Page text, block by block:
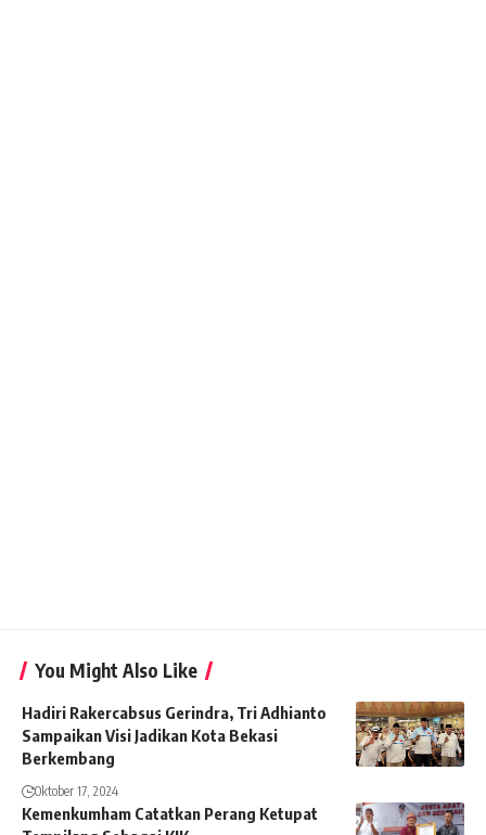
You Might Also Like
Hadiri Rakercabsus Gerindra, Tri Adhianto
Sampaikan Visi Jadikan Kota Bekasi
Berkembang
Oktober 17, 2024
Kemenkumham Catatkan Perang Ketupat